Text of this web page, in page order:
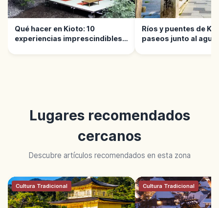
Qué hacer en Kioto: 10
experiencias imprescindibles |
Ríos y puentes de
paseos junto al agua
Lugares recomendados
cercanos
Descubre artículos recomendados en esta zona
Cultura Tradicional Cultura Tradicional